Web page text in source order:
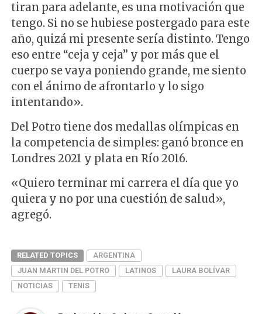
tiran para adelante, es una motivación que
tengo. Si no se hubiese postergado para este
año, quizá mi presente sería distinto. Tengo
eso entre “ceja y ceja” y por más que el
cuerpo se vaya poniendo grande, me siento
con el ánimo de afrontarlo y lo sigo
intentando».
Del Potro tiene dos medallas olímpicas en
la competencia de simples: ganó bronce en
Londres 2021 y plata en Río 2016.
«Quiero terminar mi carrera el día que yo
quiera y no por una cuestión de salud»,
agregó.
RELATED TOPICS
ARGENTINA
JUAN MARTIN DEL POTRO
LATINOS
LAURA BOLÍVAR
NOTICIAS
TENIS